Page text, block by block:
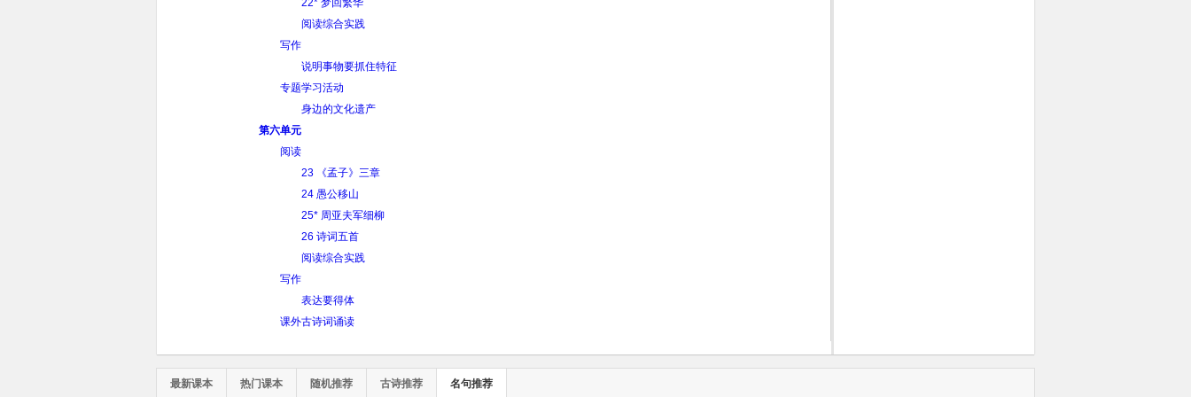
阅读综合实践
写作
说明事物要抓住特征
专题学习活动
身边的文化遗产
第六单元
阅读
23 《孟子》三章
24 愚公移山
25* 周亚夫军细柳
26 诗词五首
阅读综合实践
写作
表达要得体
课外古诗词诵读
最新课本 热门课本 随机推荐 古诗推荐 名句推荐